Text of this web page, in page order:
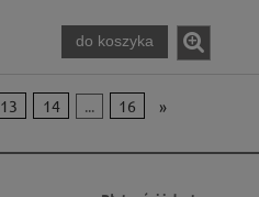
do koszyka
13 14 ... 16 »